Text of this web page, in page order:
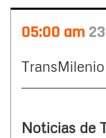
05:00 am 23
TransMilenio
Noticias de